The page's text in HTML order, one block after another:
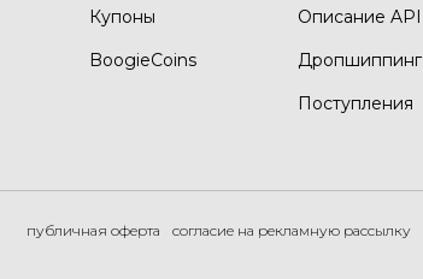
Купоны
BoogieCoins
Описание API
Дропшиппинг
Поступления
публичная оферта согласие на рекламную рассылку